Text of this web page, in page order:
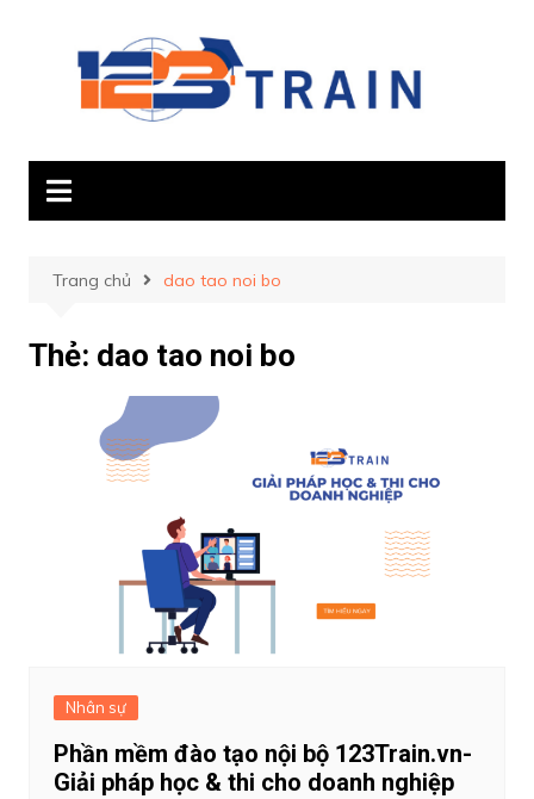
Trang chủ dao tao noi bo
Thẻ: dao tao noi bo
Nhân sự
Phần mềm đào tạo nội bộ 123Train.vn-
Giải pháp học & thi cho doanh nghiệp